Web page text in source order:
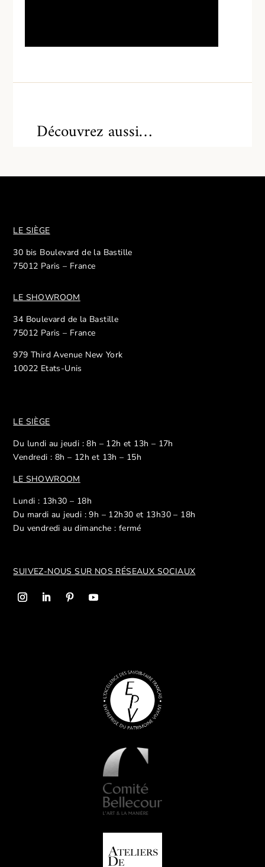
Découvrez aussi…
LE SIÈGE
30 bis Boulevard de la Bastille
75012 Paris – France
LE SHOWROOM
34 Boulevard de la Bastille
75012 Paris – France
979 Third Avenue New York
10022 Etats-Unis
LE SIÈGE
Du lundi au jeudi : 8h – 12h et 13h – 17h
Vendredi : 8h – 12h et 13h – 15h
LE SHOWROOM
Lundi : 13h30 – 18h
Du mardi au jeudi : 9h – 12h30 et 13h30 – 18h
Du vendredi au dimanche : fermé
SUIVEZ-NOUS SUR NOS RÉSEAUX SOCIAUX